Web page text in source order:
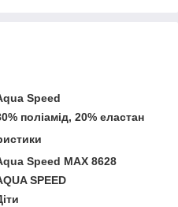
Speed
поліамід, 20% еластан
Speed MAX 8628
SPEED